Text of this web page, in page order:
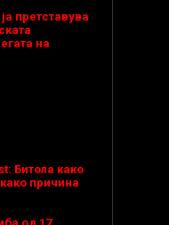
претставува
на
Битола како
причина